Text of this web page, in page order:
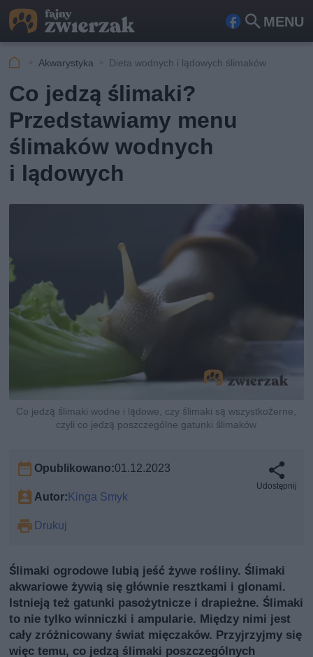
MENU
Fa
ceb
ook
Szu
kaj
Akwarystyka Dieta wodnych i lądowych ślimaków
Co jedzą ślimaki?
Przedstawiamy menu
ślimaków wodnych
i lądowych
Co jedzą ślimaki wodne i lądowe, czy ślimaki są wszystkożerne,
czyli co jedzą poszczególne gatunki ślimaków
Opublikowano:01.12.2023
Autor:Kinga Smyk
Drukuj
Udostępnij
Ślimaki ogrodowe lubią jeść żywe rośliny. Ślimaki
akwariowe żywią się głównie resztkami i glonami.
Istnieją też gatunki pasożytnicze i drapieżne. Ślimaki
to nie tylko winniczki i ampularie. Między nimi jest
cały zróżnicowany świat mięczaków. Przyjrzyjmy się
więc temu, co jedzą ślimaki poszczególnych